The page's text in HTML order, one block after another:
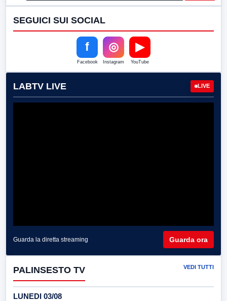
SEGUICI SUI SOCIAL
f
Facebook
◎
Instagram
▶
YouTube
LABTV LIVE LIVE
Guarda la diretta streaming Guarda ora
PALINSESTO TV VEDI TUTTI
LUNEDI 03/08